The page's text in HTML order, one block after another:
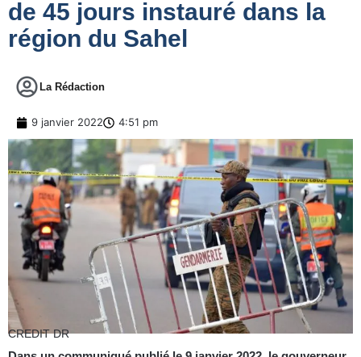
de 45 jours instauré dans la
région du Sahel
La Rédaction
9 janvier 2022 4:51 pm
CREDIT DR